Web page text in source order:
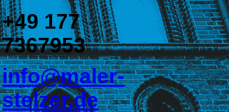
+49 177
7367953
info@maler-
stelzer.de